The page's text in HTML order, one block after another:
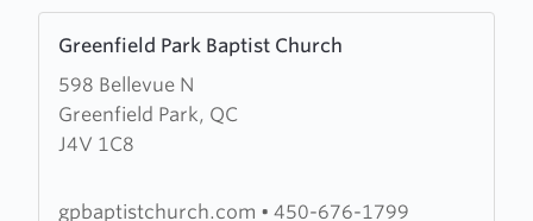
Greenfield Park Baptist Church
598 Bellevue N
Greenfield Park, QC
J4V 1C8
more
about
Greenfield
Park
Church
gpbaptistchurch.com • 450-676-1799